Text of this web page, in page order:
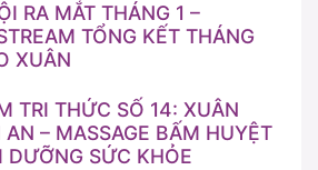
RA MẮT THÁNG 1 –
TỔNG KẾT THÁNG
XUÂN
TRI THỨC SỐ 14: XUÂN
AN – MASSAGE BẤM HUYỆT
DƯỠNG SỨC KHỎE